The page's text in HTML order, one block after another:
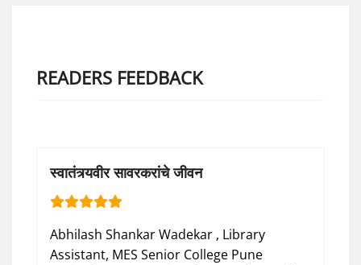
READERS FEEDBACK
स्वातंत्र्यवीर सावरकरांचे जीवन
Abhilash Shankar Wadekar , Library
Assistant, MES Senior College Pune